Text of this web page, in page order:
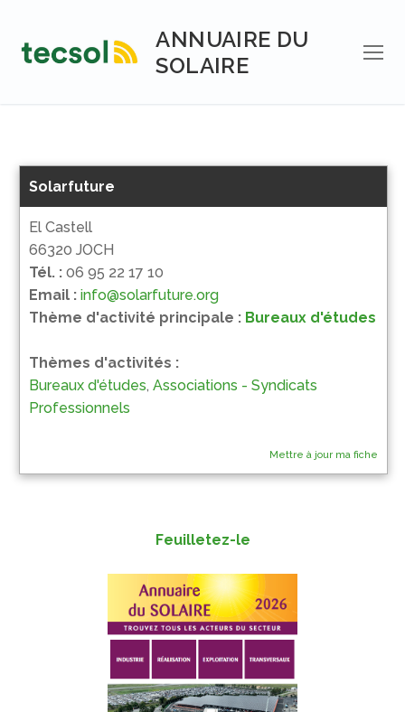
contenu
ANNUAIRE DU
SOLAIRE
Solarfuture
El Castell
66320 JOCH
Tél. : 06 95 22 17 10
Email : info@solarfuture.org
Thème d'activité principale : Bureaux d'études
Thèmes d'activités :
Bureaux d'études, Associations - Syndicats
Professionnels
Mettre à jour ma fiche
Feuilletez-le